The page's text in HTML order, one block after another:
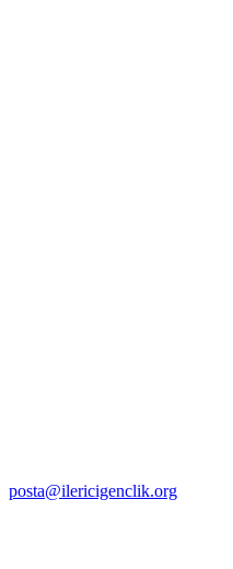
posta@ilericigenclik.org